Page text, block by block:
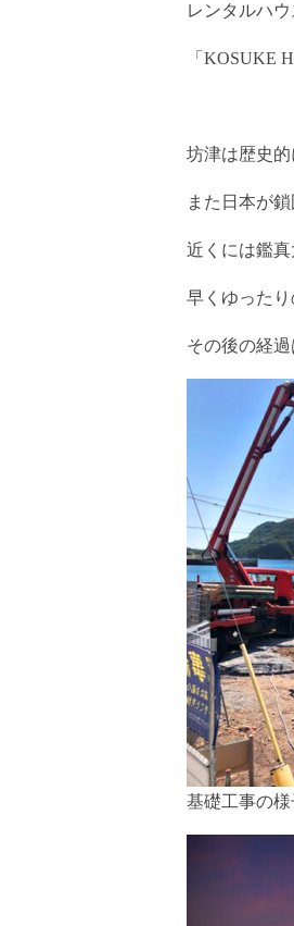
レンタルハ
「KOSUKE
坊津は歴史
また日本が
近くには鑑真
早くゆった
その後の経過
基礎工事の様